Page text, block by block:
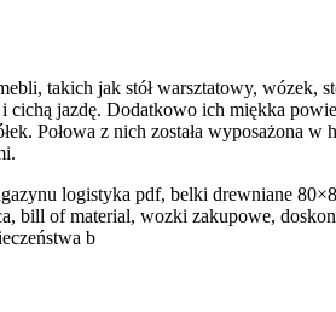
takich jak stół warsztatowy, wózek,
jazdę. Dodatkowo ich miękka
Połowa z nich została wyposażona
logistyka pdf, belki drewniane
bill of material, wozki zakupowe,
b